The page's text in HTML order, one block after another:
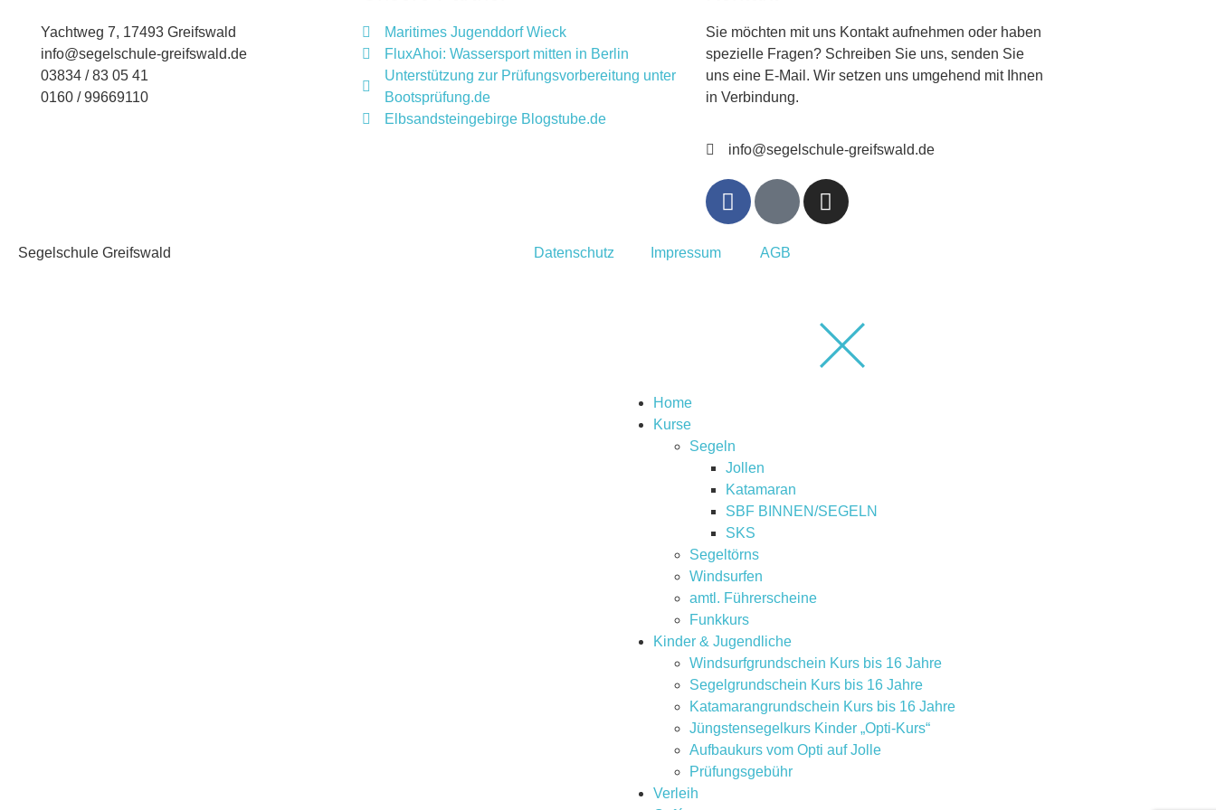
Yachtweg 7, 17493 Greifswald
info@segelschule-greifswald.de
03834 / 83 05 41
0160 / 99669110
Maritimes Jugenddorf Wieck
FluxAhoi: Wassersport mitten in Berlin
Unterstützung zur Prüfungsvorbereitung unter
Bootsprüfung.de
Elbsandsteingebirge Blogstube.de
Sie möchten mit uns Kontakt aufnehmen oder haben
spezielle Fragen? Schreiben Sie uns, senden Sie
uns eine E-Mail. Wir setzen uns umgehend mit Ihnen
in Verbindung.
info@segelschule-greifswald.de
Segelschule Greifswald Datenschutz Impressum AGB
Home
Kurse
Segeln
Jollen
Katamaran
SBF BINNEN/SEGELN
SKS
Segeltörns
Windsurfen
amtl. Führerscheine
Funkkurs
Kinder & Jugendliche
Windsurfgrundschein Kurs bis 16 Jahre
Segelgrundschein Kurs bis 16 Jahre
Katamarangrundschein Kurs bis 16 Jahre
Jüngstensegelkurs Kinder „Opti-Kurs“
Aufbaukurs vom Opti auf Jolle
Prüfungsgebühr
Verleih